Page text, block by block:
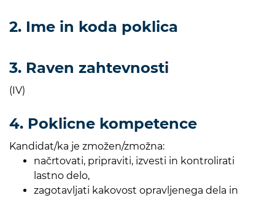
2. Ime in koda poklica
3. Raven zahtevnosti
(IV)
4. Poklicne kompetence
Kandidat/ka je zmožen/zmožna:
načrtovati, pripraviti, izvesti in kontrolirati
lastno delo,
zagotavljati kakovost opravljenega dela in